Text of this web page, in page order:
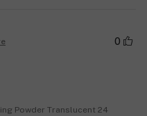
0
Powder Translucent 24